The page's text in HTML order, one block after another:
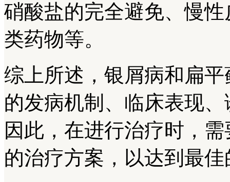
硝酸盐的完全避免、慢
类药物等。
综上所述，银屑病和扁
的发病机制、临床表现
因此，在进行治疗时，
的治疗方案，以达到最